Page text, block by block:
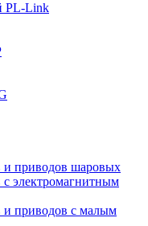
PL-Link
и приводов шаровых
с электромагнитным
и приводов с малым